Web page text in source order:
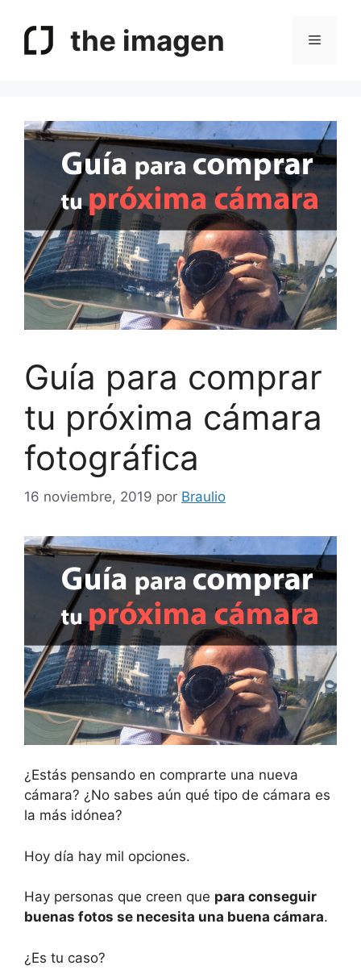
contenido
the imagen Menú
Guía para comprar
tu próxima cámara
fotográfica
16 noviembre, 2019 por Braulio
¿Estás pensando en comprarte una nueva
cámara? ¿No sabes aún qué tipo de cámara es
la más idónea?
Hoy día hay mil opciones.
Hay personas que creen que para conseguir
buenas fotos se necesita una buena cámara.
¿Es tu caso?